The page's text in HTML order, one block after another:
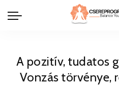
A pozitív, tudatos
Vonzás törvénye,